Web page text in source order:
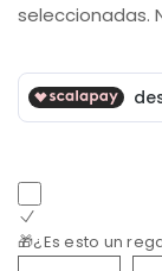
seleccionadas.
🎁¿Es esto un